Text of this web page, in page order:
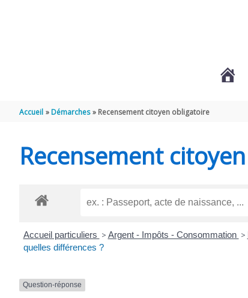
TITRE)
Accueil Démarches Recensement citoyen obligatoire
Recensement
Accueil particuliers > Argent - Impôts - Consommation >
quelles différences ?
Question-réponse